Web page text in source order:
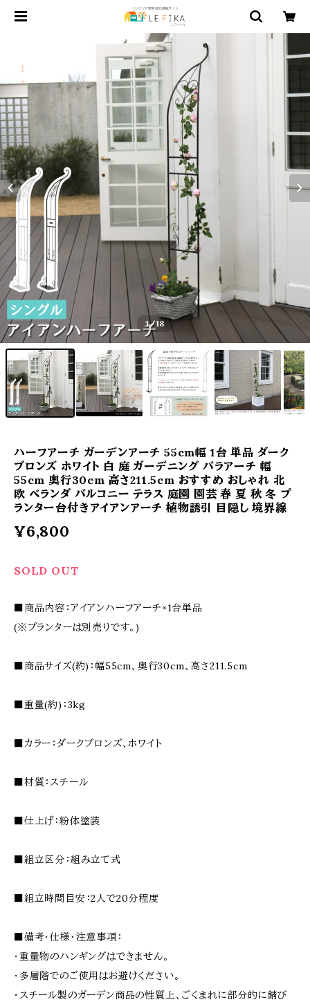
1/18
ハーフアーチ ガーデンアーチ 55cm幅 1台 単品 ダーク
ブロンズ ホワイト 白 庭 ガーデニング バラアーチ 幅
55cm 奥行30cm 高さ211.5cm おすすめ おしゃれ 北
欧 ベランダ バルコニー テラス 庭園 園芸 春 夏 秋 冬 プ
ランター台付きアイアンアーチ 植物誘引 目隠し 境界線
¥6,800
SOLD OUT
■商品内容：アイアンハーフアーチ×1台単品
(※プランターは別売りです。)
■商品サイズ(約)：幅55cm、奥行30cm、高さ211.5cm
■重量(約)：3kg
■カラー：ダークブロンズ、ホワイト
■材質：スチール
■仕上げ：粉体塗装
■組立区分：組み立て式
■組立時間目安：2人で20分程度
■備考・仕様・注意事項：
・重量物のハンギングはできません。
・多層階でのご使用はお避けください。
・スチール製のガーデン商品の性質上、ごくまれに部分的に錆び